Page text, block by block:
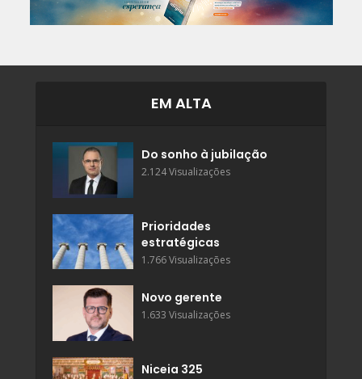
EM ALTA
Do sonho à jubilação
2.124 Visualizações
Prioridades
estratégicas
1.766 Visualizações
Novo gerente
1.633 Visualizações
Niceia 325